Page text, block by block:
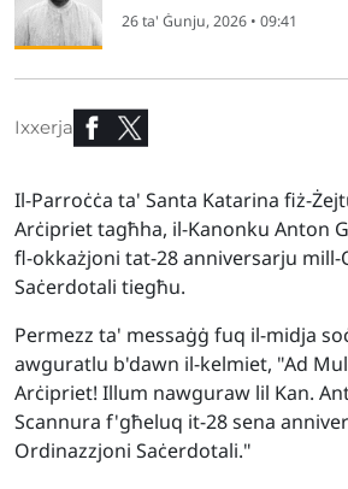
26 ta' Ġunju, 2026 • 09:41
Ixxerja
Il-Parroċċa ta' Santa Katarina fiż-
Arċipriet tagħha, il-Kanonku Anton
fl-okkażjoni tat-28 anniversarju mill-
Saċerdotali tiegħu.
Permezz ta' messaġġ fuq il-midja
awguratlu b'dawn il-kelmiet, "Ad
Arċipriet! Illum nawguraw lil Kan.
Scannura f'għeluq it-28 sena
Ordinazzjoni Saċerdotali."